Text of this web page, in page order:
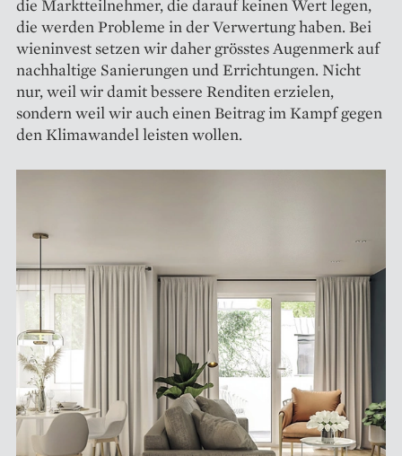
die Marktteilnehmer, die darauf keinen Wert legen,
die werden Probleme in der Verwertung haben. Bei
wieninvest setzen wir daher grösstes Augenmerk auf
nachhaltige Sanierungen und Errichtungen. Nicht
nur, weil wir damit bessere Renditen erzielen,
sondern weil wir auch einen Beitrag im Kampf gegen
den Klimawandel leisten wollen.